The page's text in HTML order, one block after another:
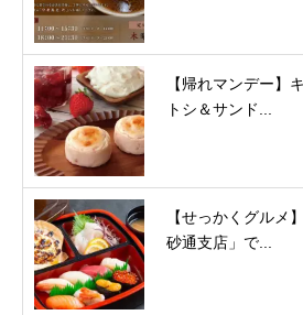
【帰れマンデー】
トシ＆サンド...
【せっかくグルメ
砂通支店」で...